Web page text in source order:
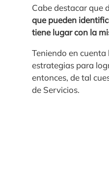
Cabe destacar que
que pueden
tiene lugar con la
Teniendo en
estrategias para
entonces, de tal
de Servicios.